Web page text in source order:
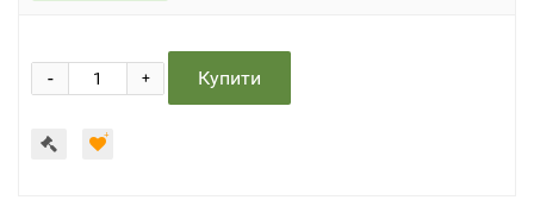
+
- Купити